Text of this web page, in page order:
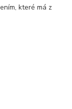
které má z